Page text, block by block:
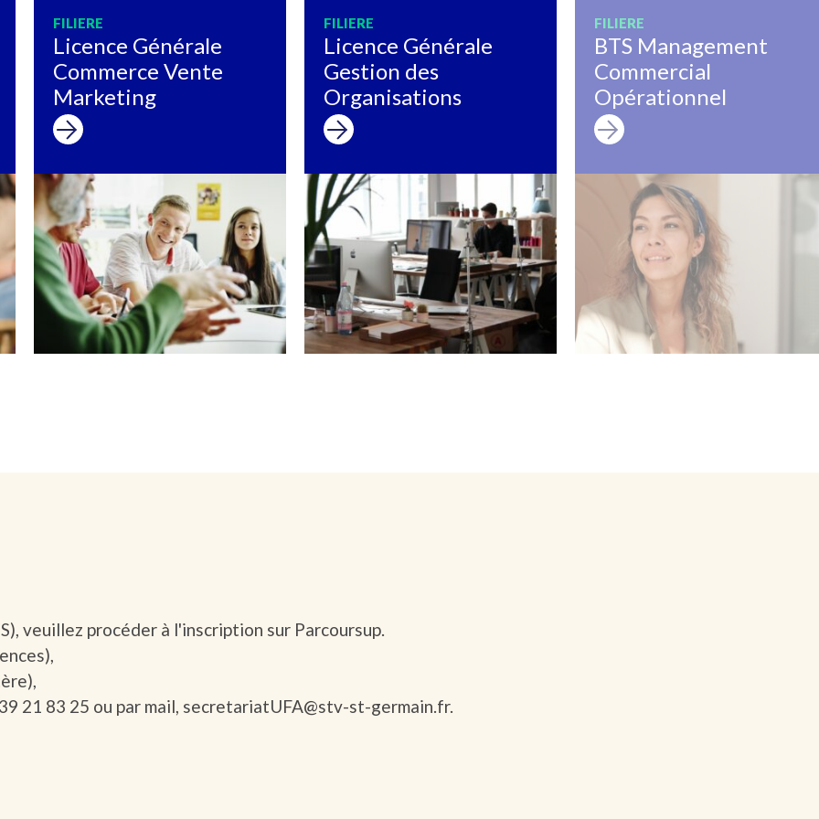
FILIERE
Licence Générale
Commerce Vente
Marketing
FILIERE
Licence Générale
Gestion des
Organisations
FILIERE
BTS Management
Commercial
Opérationnel
veuillez procéder à l'inscription sur Parcoursup.
21 83 25 ou par mail, secretariatUFA@stv-st-germain.fr.